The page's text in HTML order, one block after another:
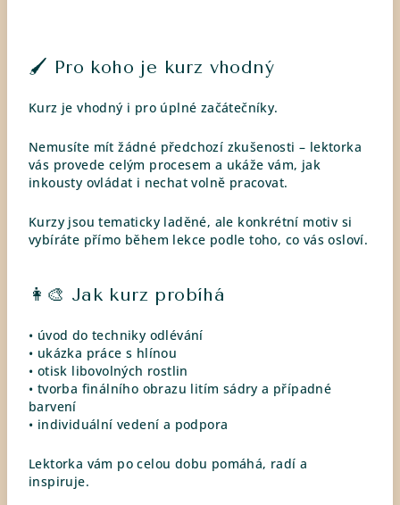
🖌️ Pro koho je kurz vhodný
Kurz je vhodný i pro úplné začátečníky.
Nemusíte mít žádné předchozí zkušenosti – lektorka
vás provede celým procesem a ukáže vám, jak
inkousty ovládat i nechat volně pracovat.
Kurzy jsou tematicky laděné, ale konkrétní motiv si
vybíráte přímo během lekce podle toho, co vás osloví.
👩‍🎨 Jak kurz probíhá
• úvod do techniky odlévání
• ukázka práce s hlínou
• otisk libovolných rostlin
• tvorba finálního obrazu litím sádry a případné
barvení
• individuální vedení a podpora
Lektorka vám po celou dobu pomáhá, radí a
inspiruje.